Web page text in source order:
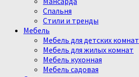
Спальня
Стили и тренды
Мебель
Мебель для детских комнат
Мебель для жилых комнат
Мебель кухонная
Мебель садовая